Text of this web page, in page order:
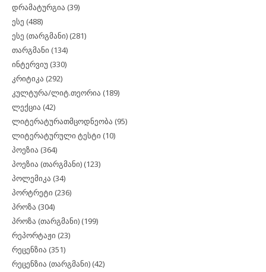
დრამატურგია (39)
ესე (488)
ესე (თარგმანი) (281)
თარგმანი (134)
ინტერვიუ (330)
კრიტიკა (292)
კულტურა/ლიტ.თეორია (189)
ლექცია (42)
ლიტერატურათმცოდნეობა (95)
ლიტერატურული ტესტი (10)
პოეზია (364)
პოეზია (თარგმანი) (123)
პოლემიკა (34)
პორტრეტი (236)
პროზა (304)
პროზა (თარგმანი) (199)
რეპორტაჟი (23)
რეცენზია (351)
რეცენზია (თარგმანი) (42)